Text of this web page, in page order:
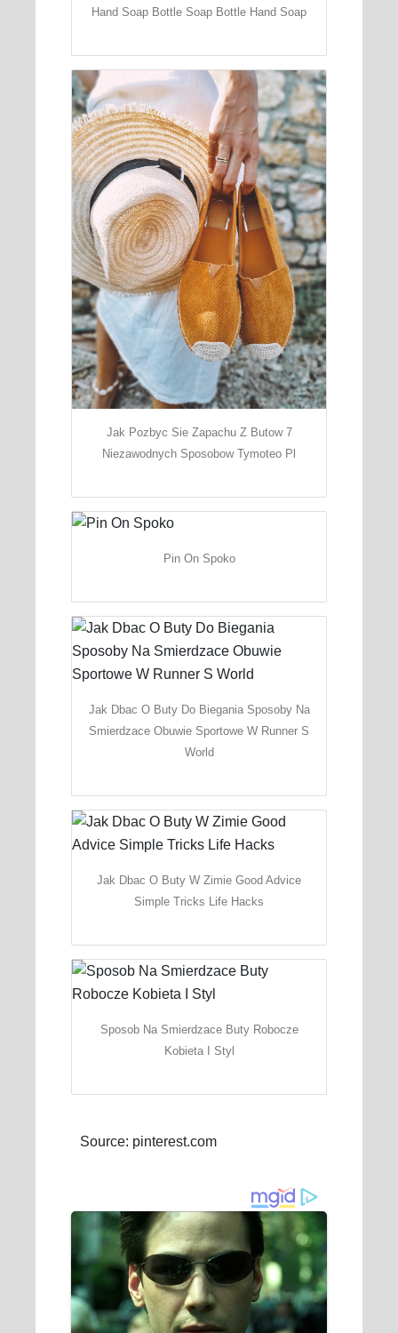
Hand Soap Bottle Soap Bottle Hand Soap
Jak Pozbyc Sie Zapachu Z Butow 7
Niezawodnych Sposobow Tymoteo Pl
Pin On Spoko
Jak Dbac O Buty Do Biegania Sposoby Na
Smierdzace Obuwie Sportowe W Runner S
World
Jak Dbac O Buty W Zimie Good Advice
Simple Tricks Life Hacks
Sposob Na Smierdzace Buty Robocze
Kobieta I Styl
Source: pinterest.com